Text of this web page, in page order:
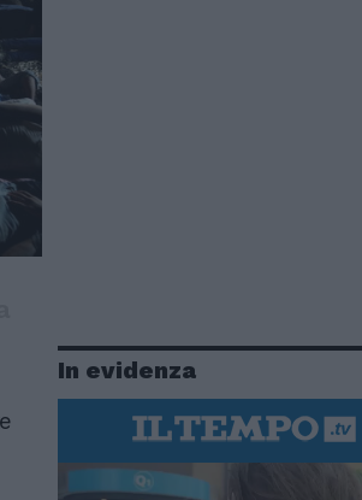
In evidenza